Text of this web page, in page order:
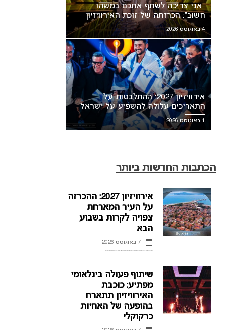
“אני צריכה לשתף אתכם במשהו
חשוב”: הכרזתה של זוכת האירוויזיון
מסעירה את הרשת
4 באוגוסט 2026
אירוויזיון 2027: ההתלבטות על
התאריכים עלולה להשפיע על ישראל
1 באוגוסט 2026
הכתבות החדשות ביותר
אירוויזיון 2027: ההכרזה
על העיר המארחת
צפויה לקרות בשבוע
הבא
7 באוגוסט 2026
שיתוף פעולה בינלאומי
מפתיע: כוכבת
האירוויזיון תתארח
בהופעה של האחיות
כרקוקלי